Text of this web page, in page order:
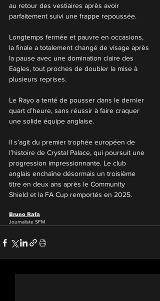
au retour des vestiaires après avoir
parfaitement suivi une frappe repoussée.
Longtemps fermée et pauvre en occasions,
la finale a totalement changé de visage après
la pause avec une domination claire des
Eagles, tout proches de doubler la mise à
plusieurs reprises.
Le Rayo a tenté de pousser dans le dernier
quart d’heure, sans réussir à faire craquer
une solide équipe anglaise.
Il s’agit du premier trophée européen de
l’histoire de Crystal Palace, qui poursuit une
progression impressionnante. Le club
anglais enchaîne désormais un troisième
titre en deux ans après le Community
Shield et la FA Cup remportés en 2025.
Bruno Rafa
Journaliste SFM